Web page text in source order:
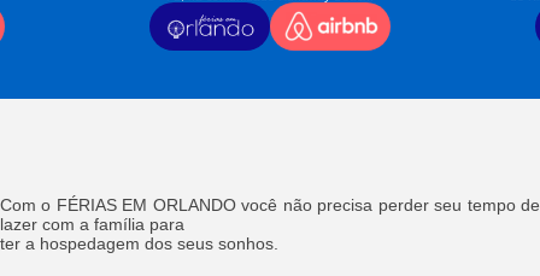
Com o FÉRIAS EM ORLANDO você não precisa perder seu tempo de
lazer com a família para
ter a hospedagem dos seus sonhos.